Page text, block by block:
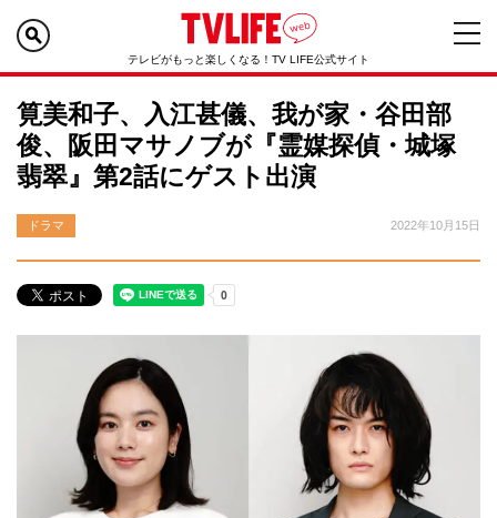
テレビがもっと楽しくなる！TV LIFE公式サイト
筧美和子、入江甚儀、我が家・谷田部
俊、阪田マサノブが『霊媒探偵・城塚
翡翠』第2話にゲスト出演
ドラマ 2022年10月15日